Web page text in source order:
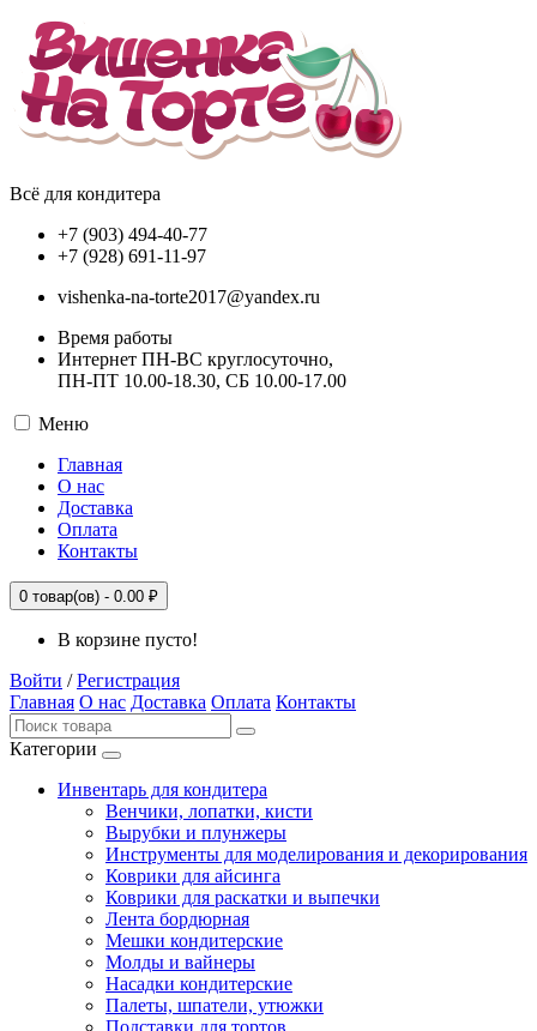
Всё для кондитера
+7 (903) 494-40-77
+7 (928) 691-11-97
vishenka-na-torte2017@yandex.ru
Время работы
Интернет ПН-ВС круглосуточно,
ПН-ПТ 10.00-18.30, СБ 10.00-17.00
Меню
Главная
О нас
Доставка
Оплата
Контакты
0 товар(ов) - 0.00 ₽
В корзине пусто!
Войти /Регистрация
Главная О нас Доставка Оплата Контакты
Категории
Инвентарь для кондитера
Венчики, лопатки, кисти
Вырубки и плунжеры
Инструменты для моделирования и декорирования
Коврики для айсинга
Коврики для раскатки и выпечки
Лента бордюрная
Мешки кондитерские
Молды и вайнеры
Насадки кондитерские
Палеты, шпатели, утюжки
Подставки для тортов